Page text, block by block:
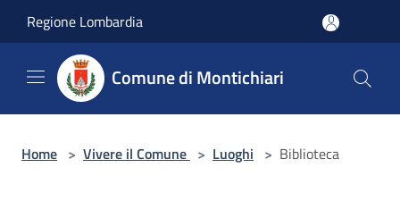
Regione Lombardia
Comune di Montichiari
Home > Vivere il Comune > Luoghi > Biblioteca